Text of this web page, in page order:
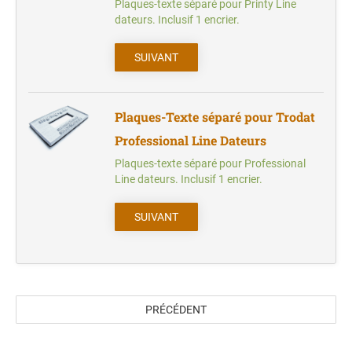
Plaques-texte séparé pour Printy Line
dateurs. Inclusif 1 encrier.
SUIVANT
Plaques-Texte séparé pour Trodat
Professional Line Dateurs
Plaques-texte séparé pour Professional
Line dateurs. Inclusif 1 encrier.
SUIVANT
PRÉCÉDENT